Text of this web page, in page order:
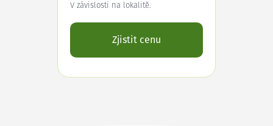
V závislosti na lokalitě.
Zjistit cenu